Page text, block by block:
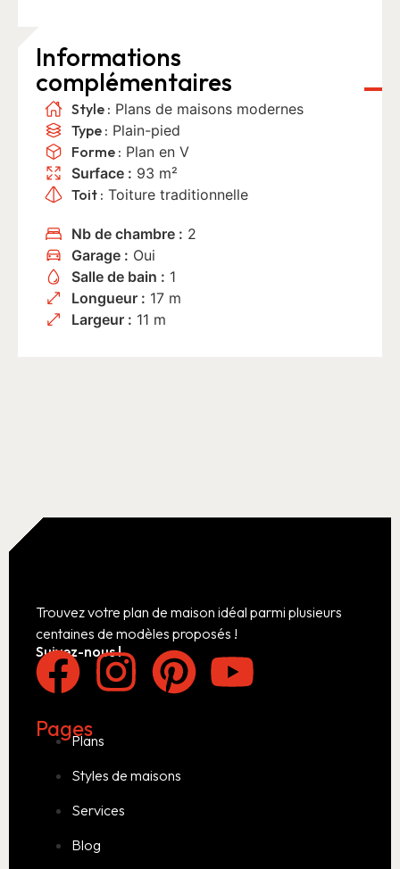
Informations
complémentaires
Style : Plans de maisons modernes
Type : Plain-pied
Forme : Plan en V
Surface : 93 m²
Toit : Toiture traditionnelle
Nb de chambre : 2
Garage : Oui
Salle de bain : 1
Longueur : 17 m
Largeur : 11 m
Trouvez votre plan de maison idéal parmi plusieurs
centaines de modèles proposés !
Suivez-nous !
Pages
Plans
Styles de maisons
Services
Blog